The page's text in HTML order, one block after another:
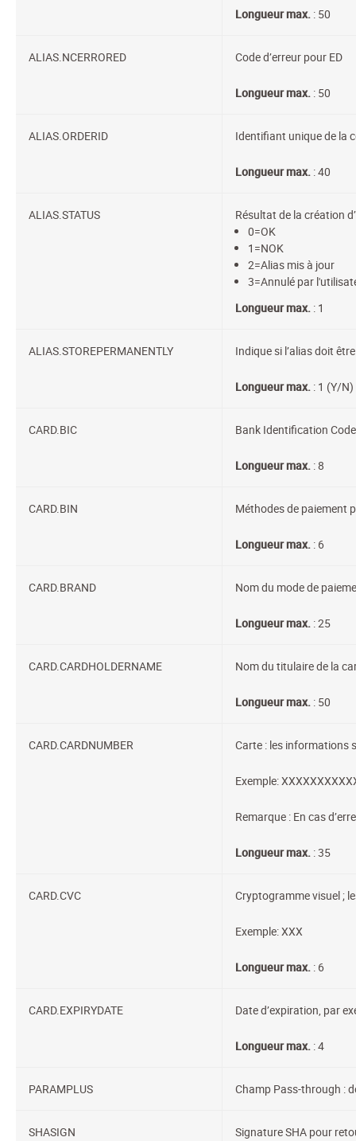
Longueur max. : 50
ALIAS.NCERRORED Code d’erreur pour ED
Longueur max. : 50
ALIAS.ORDERID Identifiant unique de la
Longueur max. : 40
ALIAS.STATUS
Résultat de la création
0=OK
1=NOK
2=Alias mis à jour
3=Annulé par
Longueur max. : 1
ALIAS.STOREPERMANENTLY Indique si l’alias doit
Longueur max. : 1 (Y/N)
CARD.BIC Bank Identification
Longueur max. : 8
CARD.BIN Méthodes de paiement
Longueur max. : 6
CARD.BRAND Nom du mode de
Longueur max. : 25
CARD.CARDHOLDERNAME Nom du titulaire de la
Longueur max. : 50
CARD.CARDNUMBER Carte : les informations
Exemple:
Remarque : En cas
Longueur max. : 35
CARD.CVC Cryptogramme visuel ;
Exemple: XXX
Longueur max. : 6
CARD.EXPIRYDATE Date d’expiration, par
Longueur max. : 4
PARAMPLUS Champ Pass-through :
SHASIGN Signature SHA pour